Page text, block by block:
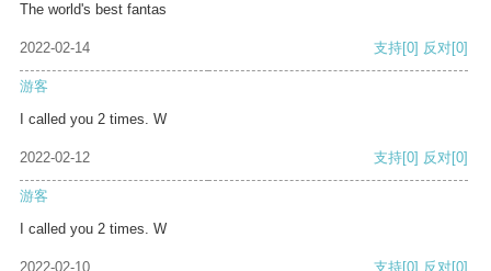
The world's best fantas
2022-02-14 支持[0] 反对[0]
游客
I called you 2 times. W
2022-02-12 支持[0] 反对[0]
游客
I called you 2 times. W
2022-02-10 支持[0] 反对[0]